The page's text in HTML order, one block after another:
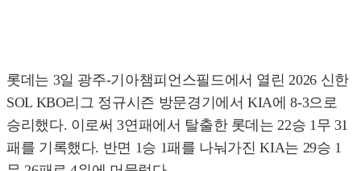
롯데는 3일 광주-기아챔피언스필드에서 열린 2026 신한
SOL KBO리그 정규시즌 방문경기에서 KIA에 8-3으로
승리했다. 이로써 3연패에서 탈출한 롯데는 22승 1무 31
패를 기록했다. 반면 1승 1패를 나눠가진 KIA는 29승 1